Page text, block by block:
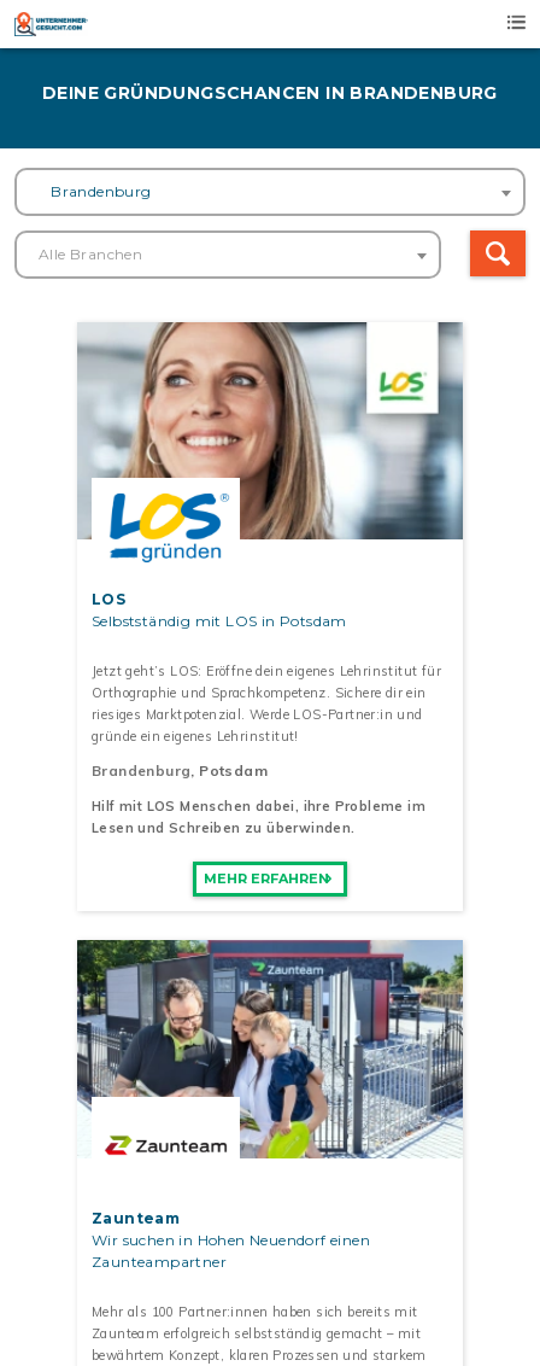
Skip
content
DEINE GRÜNDUNGSCHANCEN IN BRANDENBURG
Brandenburg
Alle Branchen
LOS
Selbstständig mit LOS in Potsdam
Jetzt geht’s LOS: Eröffne dein eigenes Lehrinstitut für
Orthographie und Sprachkompetenz. Sichere dir ein
riesiges Marktpotenzial. Werde LOS-Partner:in und
gründe ein eigenes Lehrinstitut!
Brandenburg , Potsdam
Hilf mit LOS Menschen dabei, ihre Probleme im
Lesen und Schreiben zu überwinden.
MEHR ERFAHREN
Zaunteam
Wir suchen in Hohen Neuendorf einen
Zaunteampartner
Mehr als 100 Partner:innen haben sich bereits mit
Zaunteam erfolgreich selbstständig gemacht – mit
bewährtem Konzept, klaren Prozessen und starkem